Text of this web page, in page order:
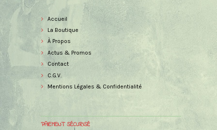
Accueil
La Boutique
À Propos
Actus & Promos
Contact
C.G.V.
Mentions Légales & Confidentialité
PAIEMENT SÉCURISÉ